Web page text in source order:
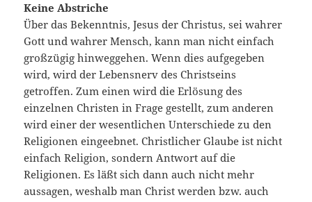
Keine Abstriche
Über das Bekenntnis, Jesus der Christus, sei wahrer
Gott und wahrer Mensch, kann man nicht einfach
großzügig hinweggehen. Wenn dies aufgegeben
wird, wird der Lebensnerv des Christseins
getroffen. Zum einen wird die Erlösung des
einzelnen Christen in Frage gestellt, zum anderen
wird einer der wesentlichen Unterschiede zu den
Religionen eingeebnet. Christlicher Glaube ist nicht
einfach Religion, sondern Antwort auf die
Religionen. Es läßt sich dann auch nicht mehr
aussagen, weshalb man Christ werden bzw. auch